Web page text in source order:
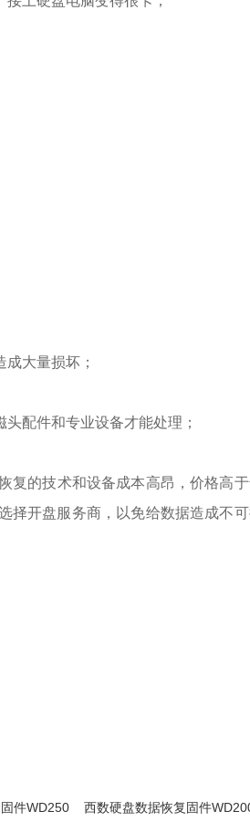
大量损坏；
配件和专业设备才能处理；
的技术和设备成本高昂，价格高
择开盘服务商，以免给数据造成不
件WD250
西数硬盘数据恢复固件